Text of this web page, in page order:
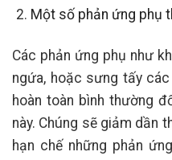
Một số phản ứng phụ
Các phản ứng phụ như
ngứa, hoặc sưng tấy
hoàn toàn bình thường
này. Chúng sẽ giảm dần
hạn chế những phản